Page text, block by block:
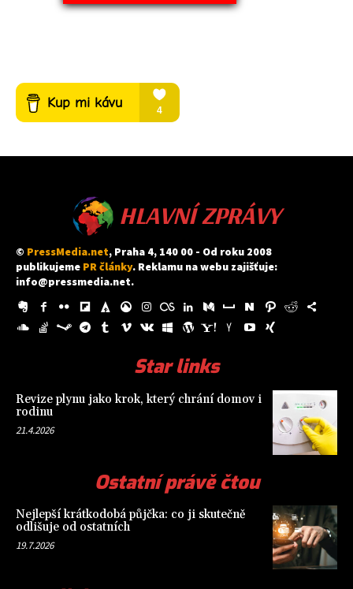
HLAVNÍ ZPRÁVY
© PressMedia.net, Praha 4, 140 00 - Od roku 2008
publikujeme PR články. Reklamu na webu zajišťuje:
info@pressmedia.net.
Star links
Revize plynu jako krok, který chrání domov i
rodinu
21.4.2026
Ostatní právě čtou
Nejlepší krátkodobá půjčka: co ji skutečně
odlišuje od ostatních
19.7.2026